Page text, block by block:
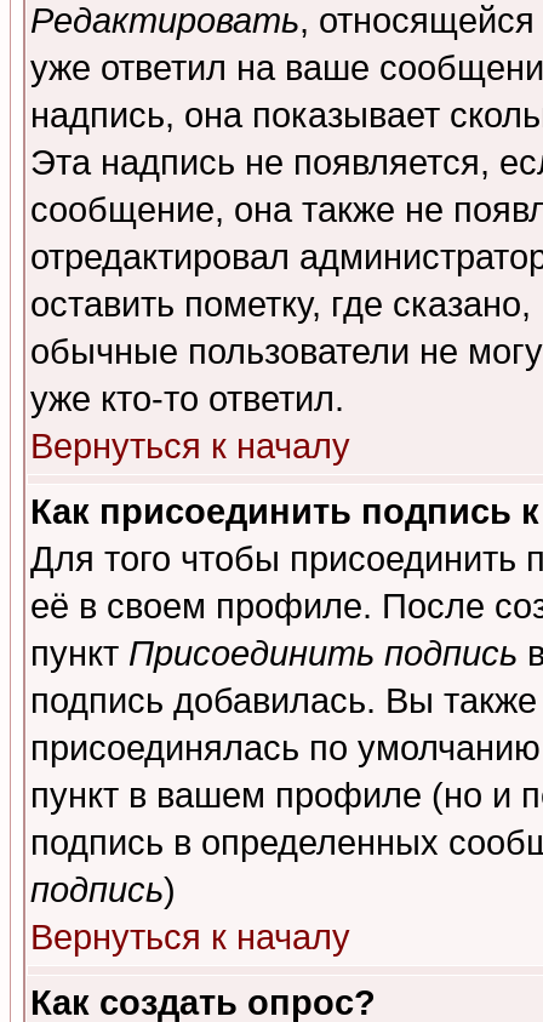
Редактировать,
уже ответил на ваше
надпись, она показывает
Эта надпись не появляется,
сообщение, она также не
отредактировал
оставить пометку, где
обычные пользователи не
уже кто-то ответил.
Вернуться к началу
Как присоединить подпись
Для того чтобы присоединить
её в своем профиле. После
пункт Присоединить подпись
подпись добавилась. Вы
присоединялась по
пункт в вашем профиле (но и
подпись в определенных
подпись)
Вернуться к началу
Как создать опрос?